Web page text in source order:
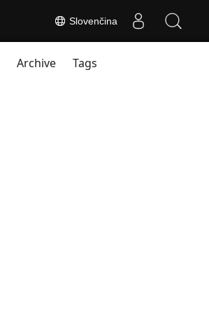
Slovenčina
Archive Tags